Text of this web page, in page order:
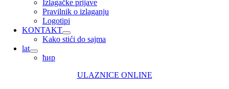
Izlagačke prijave
Pravilnik o izlaganju
Logotipi
KONTAKT
Kako stići do sajma
lat
ћир
ULAZNICE ONLINE